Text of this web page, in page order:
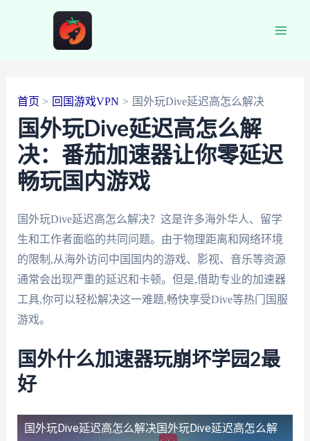
首页 回国游戏VPN 国外玩Dive延迟高怎么解决
国外玩Dive延迟高怎么解
决：番茄加速器让你零延迟
畅玩国内游戏
国外玩Dive延迟高怎么解决？这是许多海外华人、留学
生和工作者面临的共同问题。由于物理距离和网络环境
的限制,从海外访问中国国内的游戏、影视、音乐等资源
通常会出现严重的延迟和卡顿。但是,借助专业的加速器
工具,你可以轻松解决这一难题,畅快享受Dive等热门国服
游戏。
国外什么加速器玩崩坏学园2最
好
国外玩Dive延迟高怎么解决国外玩Dive延迟高怎么解